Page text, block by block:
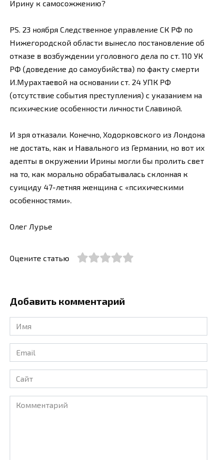
Ирину к самосожжению?
PS. 23 ноября Следственное управление СК РФ по
Нижегородской области вынесло постановление об
отказе в возбуждении уголовного дела по ст. 110 УК
РФ (доведение до самоубийства) по факту смерти
И.Мурахтаевой на основании ст. 24 УПК РФ
(отсутствие события преступления) с указанием на
психические особенности личности Славиной.
И зря отказали. Конечно, Ходорковского из Лондона
не достать, как и Навального из Германии, но вот их
адепты в окружении Ирины могли бы пролить свет
на то, как морально обрабатывалась склонная к
суициду 47-летняя женщина с «психическими
особенностями».
Олег Лурье
Оцените статью
Добавить комментарий
Имя
*
Email
*
Сайт
Комментарий